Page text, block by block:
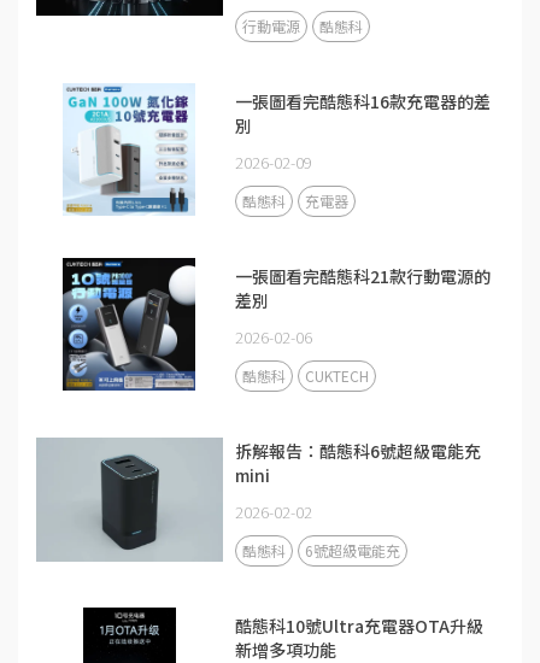
行動電源 酷態科
一張圖看完酷態科16款充電器的差
別
2026-02-09
酷態科 充電器
一張圖看完酷態科21款行動電源的
差別
2026-02-06
酷態科 CUKTECH
拆解報告：酷態科6號超級電能充
mini
2026-02-02
酷態科 6號超級電能充
酷態科10號Ultra充電器OTA升級
新增多項功能